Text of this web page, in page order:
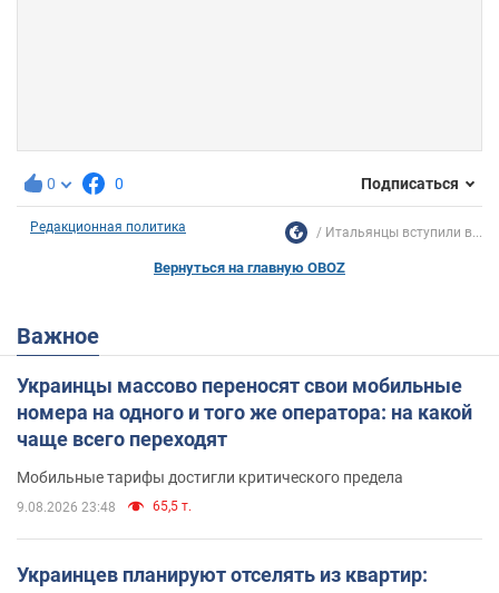
0 0 Подписаться
Редакционная политика Итальянцы вступили в...
Вернуться на главную OBOZ
Важное
Украинцы массово переносят свои мобильные
номера на одного и того же оператора: на какой
чаще всего переходят
Мобильные тарифы достигли критического предела
9.08.2026 23:48 65,5 т.
Украинцев планируют отселять из квартир: